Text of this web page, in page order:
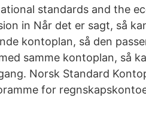
standards and the
in Når det er sagt, så
kontoplan, så den
samme kontoplan, så
Norsk Standard
for